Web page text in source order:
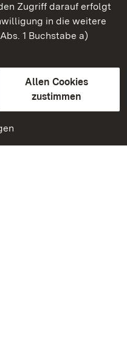
Zugriff darauf erfolgt
in die weitere
1 Buchstabe a)
Allen Cookies
zustimmen
Baden-Württemberg